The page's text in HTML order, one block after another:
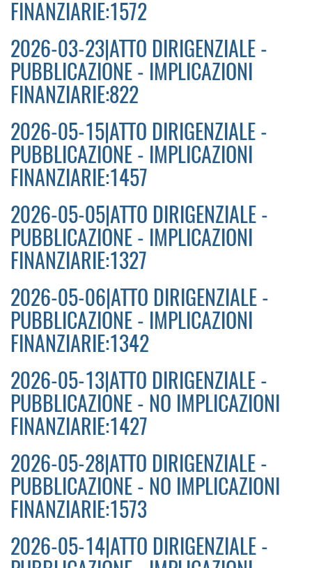
FINANZIARIE:1572
2026-03-23|ATTO DIRIGENZIALE -
PUBBLICAZIONE - IMPLICAZIONI
FINANZIARIE:822
2026-05-15|ATTO DIRIGENZIALE -
PUBBLICAZIONE - IMPLICAZIONI
FINANZIARIE:1457
2026-05-05|ATTO DIRIGENZIALE -
PUBBLICAZIONE - IMPLICAZIONI
FINANZIARIE:1327
2026-05-06|ATTO DIRIGENZIALE -
PUBBLICAZIONE - IMPLICAZIONI
FINANZIARIE:1342
2026-05-13|ATTO DIRIGENZIALE -
PUBBLICAZIONE - NO IMPLICAZIONI
FINANZIARIE:1427
2026-05-28|ATTO DIRIGENZIALE -
PUBBLICAZIONE - NO IMPLICAZIONI
FINANZIARIE:1573
2026-05-14|ATTO DIRIGENZIALE -